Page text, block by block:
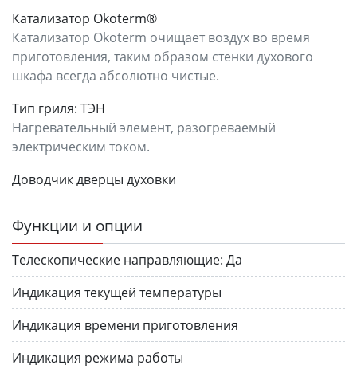
Катализатор Okoterm®
Катализатор Okoterm очищает воздух во время
приготовления, таким образом стенки духового
шкафа всегда абсолютно чистые.
Тип гриля: ТЭН
Нагревательный элемент, разогреваемый
электрическим током.
Доводчик дверцы духовки
Функции и опции
Телескопические направляющие: Да
Индикация текущей температуры
Индикация времени приготовления
Индикация режима работы